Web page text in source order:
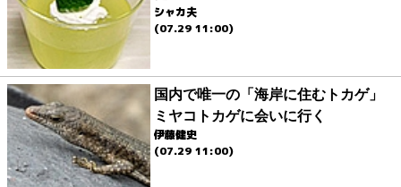
シャカ夫
(07.29 11:00)
国内で唯一の「海岸に住むトカゲ」
ミヤコトカゲに会いに行く
伊藤健史
(07.29 11:00)